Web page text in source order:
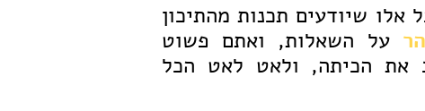
שיודעים תכנות מהתיכון
על השאלות, ואתם פשוט
את הכיתה, ולאט לאט הכל